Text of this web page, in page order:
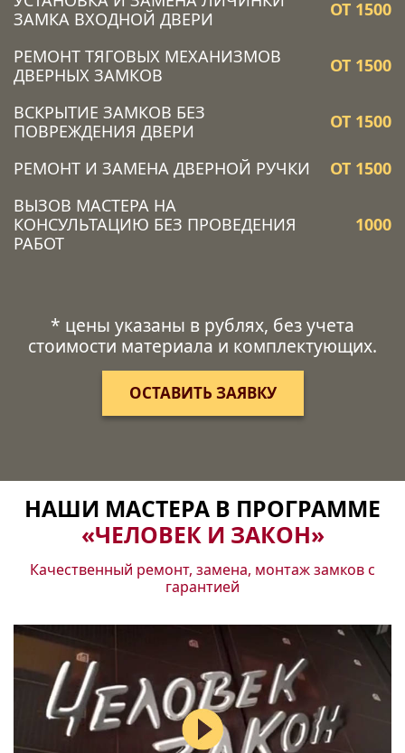
ЗАМКА ВХОДНОЙ ДВЕРИ
ОТ 1500
РЕМОНТ ТЯГОВЫХ МЕХАНИЗМОВ
ДВЕРНЫХ ЗАМКОВ
ОТ 1500
ВСКРЫТИЕ ЗАМКОВ БЕЗ
ПОВРЕЖДЕНИЯ ДВЕРИ
ОТ 1500
РЕМОНТ И ЗАМЕНА ДВЕРНОЙ РУЧКИ
ОТ 1500
ВЫЗОВ МАСТЕРА НА
КОНСУЛЬТАЦИЮ БЕЗ ПРОВЕДЕНИЯ
РАБОТ
1000
* цены указаны в рублях, без учета
стоимости материала и комплектующих.
ОСТАВИТЬ ЗАЯВКУ
НАШИ МАСТЕРА В ПРОГРАММЕ
«ЧЕЛОВЕК И ЗАКОН»
Качественный ремонт, замена, монтаж замков с
гарантией